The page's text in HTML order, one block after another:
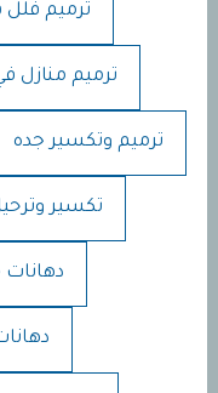
ترميم فلل
ترميم منازل
ترميم وتكسير جده
تكسير
دهانات